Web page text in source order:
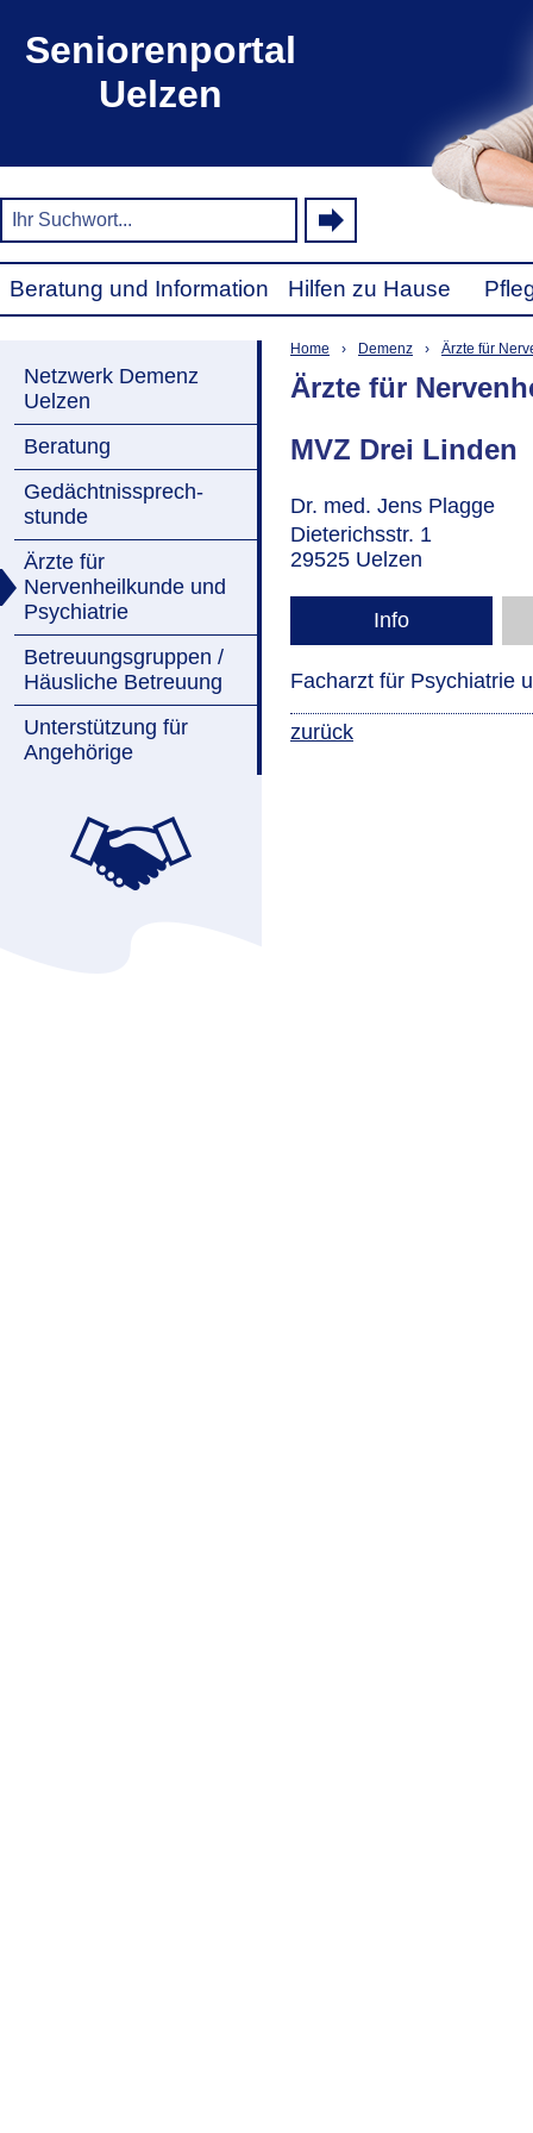
Seniorenportal
Uelzen
Beratung und Information Hilfen zu Hause
Netzwerk Demenz
Uelzen
Beratung
Gedächtnissprech-
stunde
Ärzte für
Nervenheilkunde und
Psychiatrie
Betreuungsgruppen /
Häusliche Betreuung
Unterstützung für
Angehörige
Home › Demenz › Ärzte für
Ärzte für
MVZ Drei Linden
Dr. med. Jens Plagge
Dieterichsstr. 1
29525 Uelzen
Info
Facharzt für Psychiatrie
zurück